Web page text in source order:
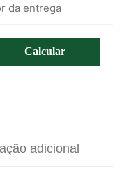
da entrega
adicional